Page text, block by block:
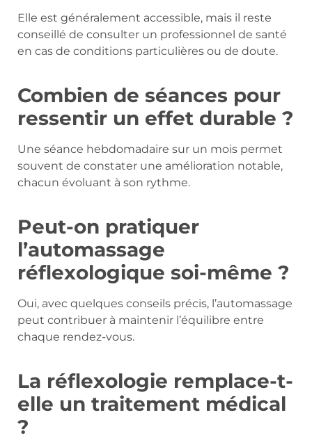
Elle est généralement accessible, mais il reste
conseillé de consulter un professionnel de santé
en cas de conditions particulières ou de doute.
Combien de séances pour
ressentir un effet durable ?
Une séance hebdomadaire sur un mois permet
souvent de constater une amélioration notable,
chacun évoluant à son rythme.
Peut-on pratiquer
l’automassage
réflexologique soi-même ?
Oui, avec quelques conseils précis, l’automassage
peut contribuer à maintenir l’équilibre entre
chaque rendez-vous.
La réflexologie remplace-t-
elle un traitement médical
?